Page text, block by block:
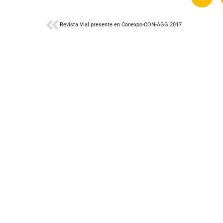
AntRevista Vial presente en Conexpo-CON-AGG 2017